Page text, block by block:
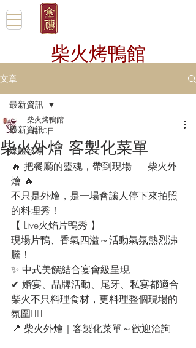
柴火烤鴨館
文章
最新資訊
媒體報導
最新資訊
柴火外燴 客製化菜單
柴火烤鴨館
1月20日
🔥 把餐廳的靈魂，帶到現場 — 柴火外
燴 🔥
不只是外燴，是一場會讓人停下來拍照
的料理秀！
【 Live火焰片鴨秀 】
現場片鴨、香氣四溢～活動氣氛熱烈沸
騰！
✨ 中式美饌結合宴會級呈現
✔ 婚宴、品牌活動、尾牙、私宴都適合
柴火不只料理食材，更料理整個現場的
氛圍👍🏻
📍 柴火外燴｜客製化菜單～歡迎洽詢